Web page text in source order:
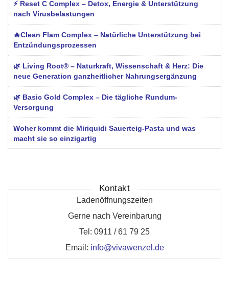
⚡ Reset C Complex – Detox, Energie & Unterstützung
nach Virusbelastungen
🔥Clean Flam Complex – Natürliche Unterstützung bei
Entzündungsprozessen
🌿 Living Root® – Naturkraft, Wissenschaft & Herz: Die
neue Generation ganzheitlicher Nahrungsergänzung
🌿 Basic Gold Complex – Die tägliche Rundum-
Versorgung
Woher kommt die Miriquidi Sauerteig-Pasta und was
macht sie so einzigartig
Kontakt
Ladenöffnungszeiten
Gerne nach Vereinbarung
Tel: 0911 / 61 79 25
Email: info@vivawenzel.de